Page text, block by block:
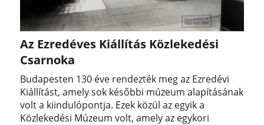
Az Ezredéves Kiállítás Közlekedési
Csarnoka
Budapesten 130 éve rendezték meg az Ezredévi
Kiállítást, amely sok későbbi múzeum alapításának
volt a kiindulópontja. Ezek közül az egyik a
Közlekedési Múzeum volt, amely az egykori